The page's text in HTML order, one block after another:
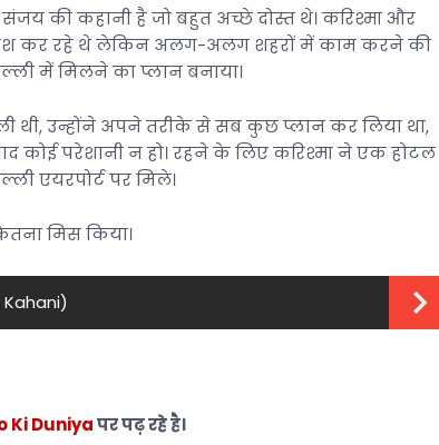
की कहानी है जो बहुत अच्छे दोस्त थे। करिश्मा और
कर रहे थे लेकिन अलग-अलग शहरों में काम करने की
में मिलने का प्लान बनाया।
थी, उन्होंने अपने तरीके से सब कुछ प्लान कर लिया था,
कोई परेशानी न हो। रहने के लिए करिश्मा ने एक होटल
एयरपोर्ट पर मिले।
मिस किया।
Ki Duniyaपर पढ़ रहे है।